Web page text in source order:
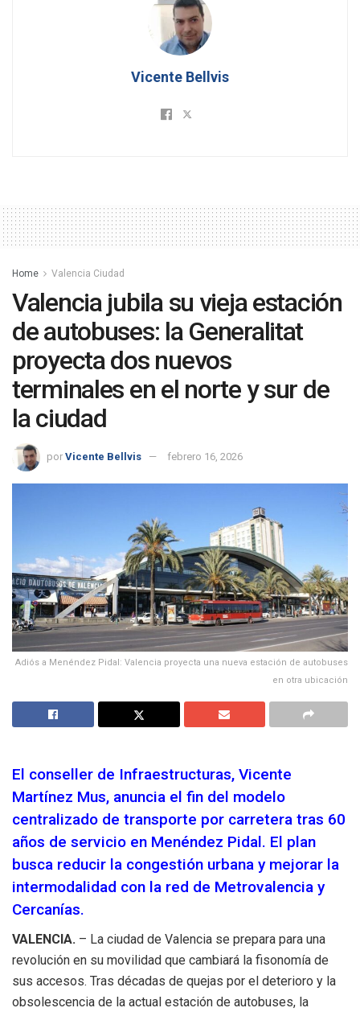
Vicente Bellvis
Home Valencia Ciudad
Valencia jubila su vieja estación
de autobuses: la Generalitat
proyecta dos nuevos
terminales en el norte y sur de
la ciudad
por Vicente Bellvis febrero 16, 2026
Adiós a Menéndez Pidal: Valencia proyecta una nueva estación de autobuses
en otra ubicación
El conseller de Infraestructuras, Vicente
Martínez Mus, anuncia el fin del modelo
centralizado de transporte por carretera tras 60
años de servicio en Menéndez Pidal. El plan
busca reducir la congestión urbana y mejorar la
intermodalidad con la red de Metrovalencia y
Cercanías.
VALENCIA. – La ciudad de Valencia se prepara para una
revolución en su movilidad que cambiará la fisonomía de
sus accesos. Tras décadas de quejas por el deterioro y la
obsolescencia de la actual estación de autobuses, la